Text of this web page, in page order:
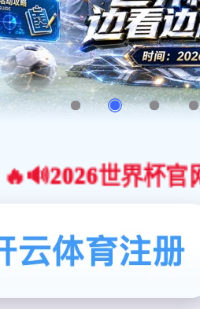
世界杯官网合作